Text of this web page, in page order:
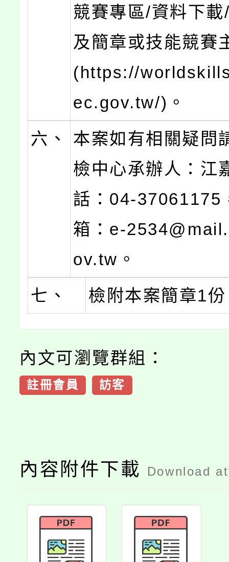
競賽專區/資料下
及簡章或技能競賽
(https://
ec.gov.tw/)。
六、
本案如有相關疑問
檢中心承辦人：江
話：04-37061175
箱：e-
ov.tw。
七、
檢附本案簡章1
內文可瀏覽群組：
註冊會員 訪客
內容附件下載 Download